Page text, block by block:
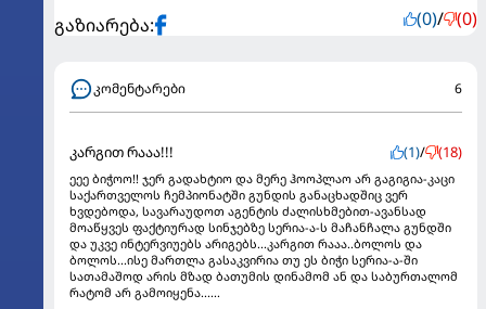
გაზიარება: (0)/ (0)
კომენტარები 6
კარგით რააა!!! (1)/ (18)
ეეე ბიჭოო!! ჯერ გადახტიო და მერე ჰოოპლაო არ გაგიგია-კაცი
საქართველოს ჩემპიონატში გუნდის განაცხადშიც ვერ
ხვდებოდა, სავარაუდოთ აგენტის ძალისხმებით-ავანსად
მოაწყვეს ფაქტიურად სინჯებზე სერია-ა-ს მაჩანჩალა გუნდში
და უკვე ინტერვიუებს არიგებს...კარგით რააა..ბოლოს და
ბოლოს...ისე მართლა გასაკვირია თუ ეს ბიჭი სერია-ა-ში
სათამაშოდ არის მზად ბათუმის დინამომ ან და საბურთალომ
რატომ არ გამოიყენა......